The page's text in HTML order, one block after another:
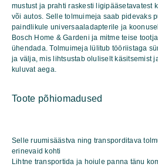
mustust ja prahti raskesti ligipääsetavatest
või autos. Selle tolmuimeja saab pidevaks
paindlikule universaaladapterile ja
Bosch Home & Gardeni ja mitme teise
ühendada. Tolmuimeja lülitub tööriistaga
ja välja, mis lihtsustab oluliselt käsitsemist
kuluvat aega.
Toote põhiomadused
Selle ruumisäästva ning transporditava
erinevaid kohti
Lihtne transportida ja hoiule panna tänu